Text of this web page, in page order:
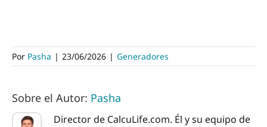
Por Pasha | 23/06/2026 | Generadores
Sobre el Autor: Pasha
Director de CalcuLife.com. Él y su equipo de